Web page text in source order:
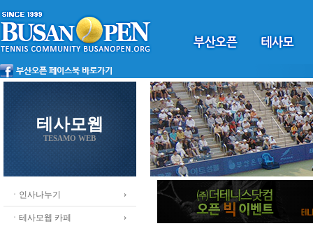
테사모웹
TESAMO WEB
ㆍ인사나누기
ㆍ테사모웹 카페